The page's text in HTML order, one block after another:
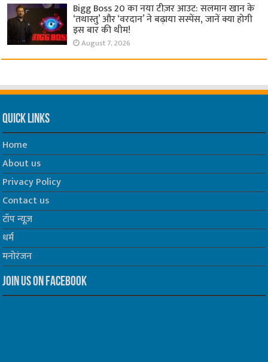
Bigg Boss 20 का नया टीज़र आउट: सलमान खान के
‘तथास्तु’ और ‘वरदान’ ने बढ़ाया सस्पेंस, जानें क्या होगी
इस बार की थीम!
August 7, 2026
Quick Links
Home
About us
Privacy Policy
Contact us
टॉप न्यूज़
धर्म
मनोरंजन
Join us on Facebook